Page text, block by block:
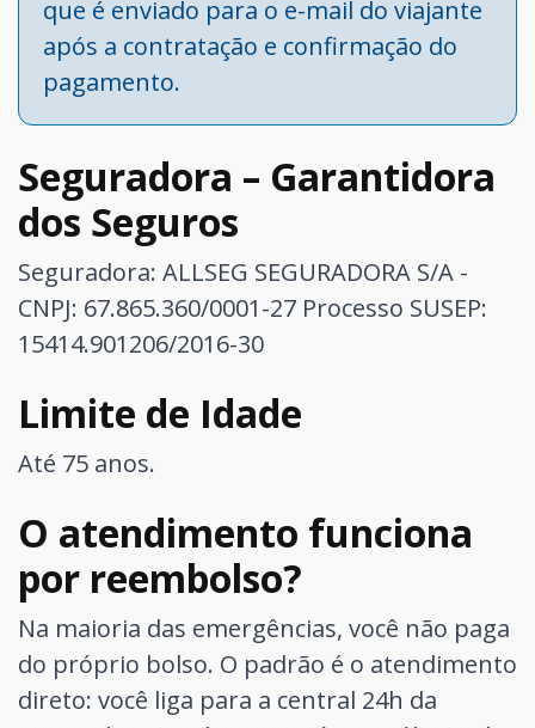
que é enviado para o e-mail do viajante
após a contratação e confirmação do
pagamento.
Seguradora – Garantidora
dos Seguros
Seguradora: ALLSEG SEGURADORA S/A -
CNPJ: 67.865.360/0001-27 Processo SUSEP:
15414.901206/2016-30
Limite de Idade
Até 75 anos.
O atendimento funciona
por reembolso?
Na maioria das emergências, você não paga
do próprio bolso. O padrão é o atendimento
direto: você liga para a central 24h da